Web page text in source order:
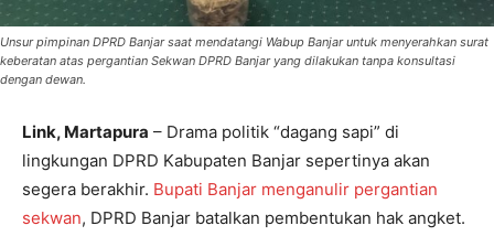
Unsur pimpinan DPRD Banjar saat mendatangi Wabup Banjar untuk menyerahkan surat
keberatan atas pergantian Sekwan DPRD Banjar yang dilakukan tanpa konsultasi
dengan dewan.
Link, Martapura – Drama politik “dagang sapi” di
lingkungan DPRD Kabupaten Banjar sepertinya akan
segera berakhir. Bupati Banjar menganulir pergantian
sekwan, DPRD Banjar batalkan pembentukan hak angket.